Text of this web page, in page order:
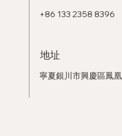
+86 133 2358 8396
地址
寧夏銀川市興慶區鳳